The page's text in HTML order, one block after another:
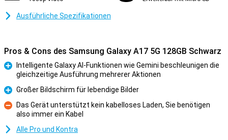
Ausführliche Spezifikationen
Pros & Cons des Samsung Galaxy A17 5G 128GB Schwarz
Intelligente Galaxy AI-Funktionen wie Gemini beschleunigen die
gleichzeitige Ausführung mehrerer Aktionen
Pro
Großer Bildschirm für lebendige Bilder
Kontra
Das Gerät unterstützt kein kabelloses Laden, Sie benötigen
also immer ein Kabel
Alle Pro und Kontra